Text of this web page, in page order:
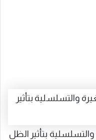
بتأثير الظل